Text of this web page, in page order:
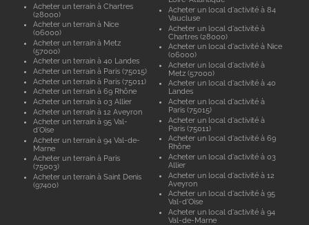
Acheter un terrain à Chartres
(28000)
Acheter un terrain à Nice
(06000)
Acheter un terrain à Metz
(57000)
Acheter un terrain à 40 Landes
Acheter un terrain à Paris (75015)
Acheter un terrain à Paris (75011)
Acheter un terrain à 69 Rhône
Acheter un terrain à 03 Allier
Acheter un terrain à 12 Aveyron
Acheter un terrain à 95 Val-
d'Oise
Acheter un terrain à 94 Val-de-
Marne
Acheter un terrain à Paris
(75003)
Acheter un terrain à Saint Denis
(97400)
Acheter un local d'activité à 84
Vaucluse
Acheter un local d'activité à
Chartres (28000)
Acheter un local d'activité à Nice
(06000)
Acheter un local d'activité à
Metz (57000)
Acheter un local d'activité à 40
Landes
Acheter un local d'activité à
Paris (75015)
Acheter un local d'activité à
Paris (75011)
Acheter un local d'activité à 69
Rhône
Acheter un local d'activité à 03
Allier
Acheter un local d'activité à 12
Aveyron
Acheter un local d'activité à 95
Val-d'Oise
Acheter un local d'activité à 94
Val-de-Marne